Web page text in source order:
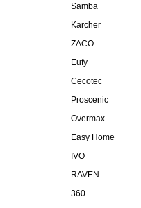
Samba
Karcher
ZACO
Eufy
Cecotec
Proscenic
Overmax
Easy Home
IVO
RAVEN
360+